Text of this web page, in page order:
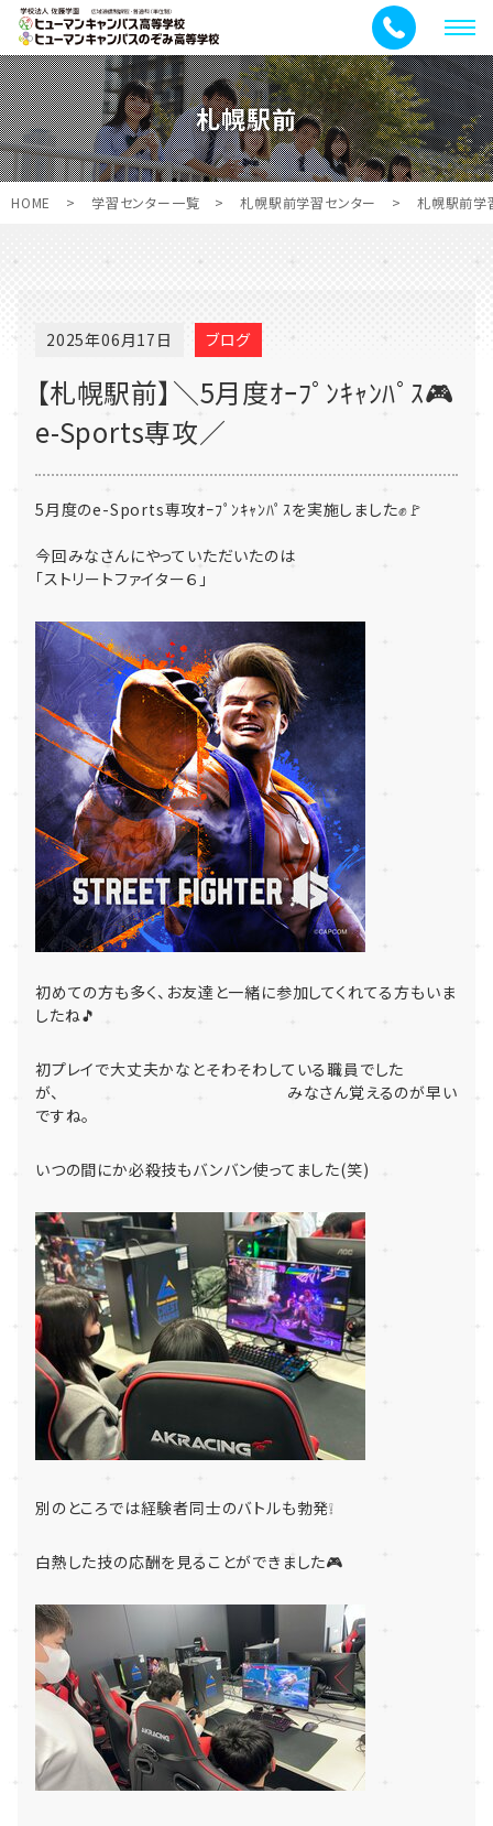
メ
ニ
ュ
ー
札幌駅前
HOME > 学習センター一覧 > 札幌駅前学習センター > 札幌駅前学
2025年06月17日 ブログ
【札幌駅前】＼5月度ｵｰﾌﾟﾝｷｬﾝﾊﾟｽ🎮
e-Sports専攻／
5月度のe-Sports専攻ｵｰﾌﾟﾝｷｬﾝﾊﾟｽを実施しました✊🚩
今回みなさんにやっていただいたのは
「ストリートファイター６」
初めての方も多く、お友達と一緒に参加してくれてる方もいま
したね🎵
初プレイで大丈夫かなとそわそわしている職員でした
が、 みなさん覚えるのが早い
ですね。
いつの間にか必殺技もバンバン使ってました(笑)
別のところでは経験者同士のバトルも勃発❕
白熱した技の応酬を見ることができました🎮